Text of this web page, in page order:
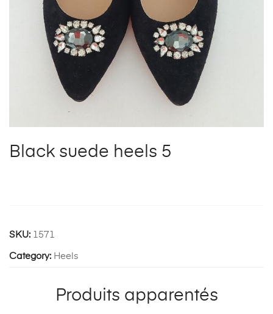
Black suede heels 5
SKU: 1571
Category: Heels
Produits apparentés